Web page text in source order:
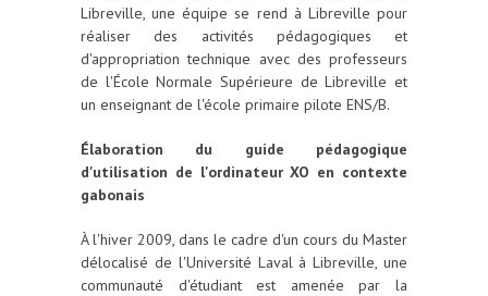
Libreville, une équipe se rend à Libreville pour
réaliser des activités pédagogiques et
d'appropriation technique avec des professeurs
de l'École Normale Supérieure de Libreville et
un enseignant de l'école primaire pilote ENS/B.
Élaboration du guide pédagogique
d'utilisation de l'ordinateur XO en contexte
gabonais
À l'hiver 2009, dans le cadre d'un cours du Master
délocalisé de l'Université Laval à Libreville, une
communauté d'étudiant est amenée par la